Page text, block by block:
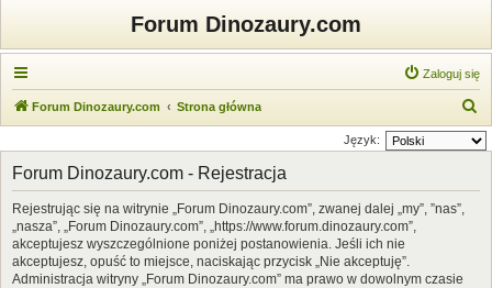
Forum Dinozaury.com
Zaloguj się
Forum Dinozaury.com Strona główna
z
Język:
Forum Dinozaury.com - Rejestracja
Rejestrując się na witrynie „Forum Dinozaury.com”, zwanej dalej „my”, ”nas”,
„nasza”, „Forum Dinozaury.com”, „https://www.forum.dinozaury.com”,
akceptujesz wyszczególnione poniżej postanowienia. Jeśli ich nie
akceptujesz, opuść to miejsce, naciskając przycisk „Nie akceptuję”.
Administracja witryny „Forum Dinozaury.com” ma prawo w dowolnym czasie